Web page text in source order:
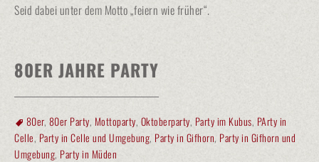
Seid dabei unter dem Motto „feiern wie früher“.
80ER JAHRE PARTY
80er, 80er Party, Mottoparty, Oktoberparty, Party im Kubus, PArty in
Celle, Party in Celle und Umgebung, Party in Gifhorn, Party in Gifhorn und
Umgebung, Party in Müden